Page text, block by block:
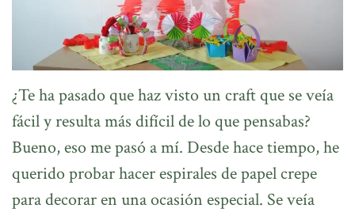
¿Te ha pasado que haz visto un craft que se veía
fácil y resulta más difícil de lo que pensabas?
Bueno, eso me pasó a mí. Desde hace tiempo, he
querido probar hacer espirales de papel crepe
para decorar en una ocasión especial. Se veía